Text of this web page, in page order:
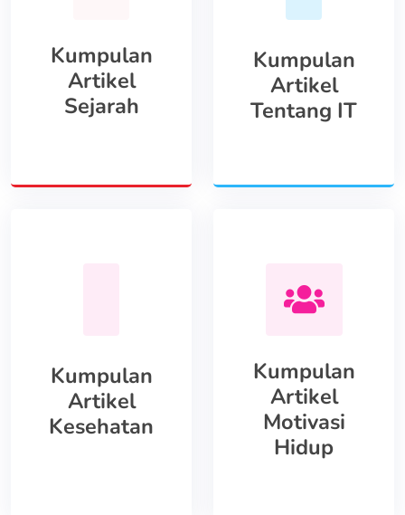
Kumpulan
Artikel
Sejarah
Kumpulan
Artikel
Tentang IT
Kumpulan
Artikel
Kesehatan
Kumpulan
Artikel
Motivasi
Hidup